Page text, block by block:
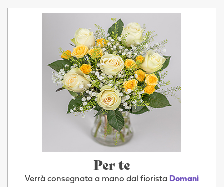
Per te
Verrà consegnata a mano dal fiorista Domani